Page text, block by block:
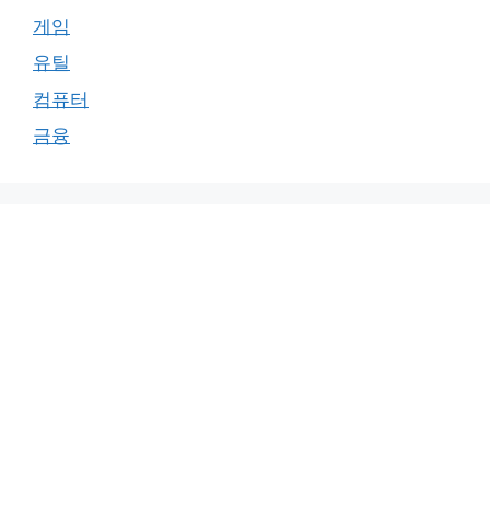
게임
유틸
컴퓨터
금융